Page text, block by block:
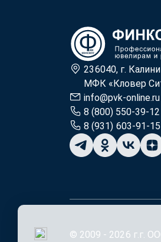
236040, г.
МФК «Кловер
info@pvk-online.ru
8 (800) 550-39-12
8 (931) 603-91-15
© 2009 - 2026 г.г.